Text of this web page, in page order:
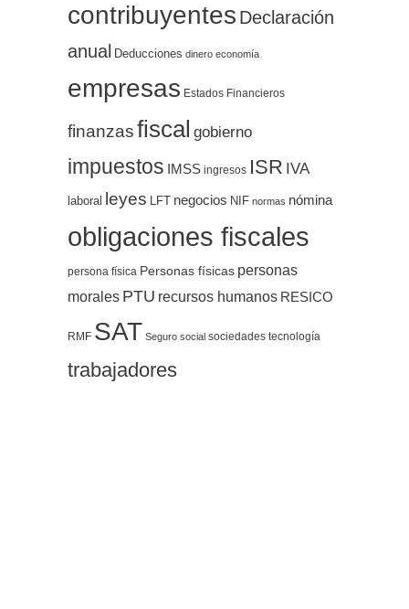
contribuyentes Declaración
anual Deducciones dinero economía
empresas Estados Financieros
finanzasfiscal gobierno
impuestos IMSS ingresos ISR IVA
laboral leyes LFT negocios NIF normas nómina
obligaciones fiscales
persona física Personas físicas personas
morales PTU recursos humanos RESICO
RMF SAT Seguro social sociedades tecnología
trabajadores